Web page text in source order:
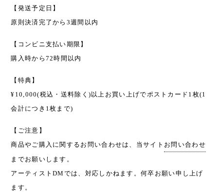
【発送予定日】
原則決済完了から3週間以内
【コンビニ支払い期限】
購入時から72時間以内
【特典】
¥10,000(税込・送料除く)以上お買い上げでポストカード1枚(1
会計につき1枚まで)
【ご注意】
商品やご購入に関するお問い合わせは、当サイト お問い合わせ
までお願いします。
アーティストDMでは、対応しかねます。何卒お願い申し上げ
ます。